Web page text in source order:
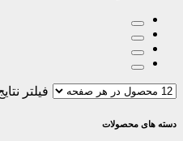
فیلتر
دسته های محصولات